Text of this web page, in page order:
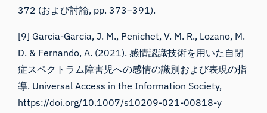
372 (および討論, pp. 373–391).
[9] Garcia-Garcia, J. M., Penichet, V. M. R., Lozano, M.
D. & Fernando, A. (2021). 感情認識技術を用いた自閉
症スペクトラム障害児への感情の識別および表現の指
導. Universal Access in the Information Society,
https://doi.org/10.1007/s10209-021-00818-y